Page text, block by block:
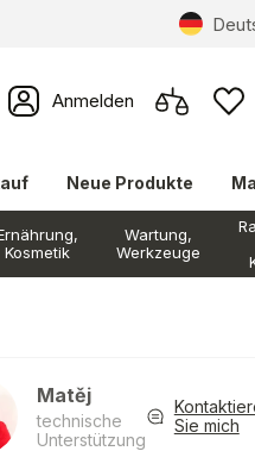
Anmelden
Neue Produkte
Kosmetik
Wartung,
Werkzeuge
Matěj
technische
Unterstützung
Sie mich